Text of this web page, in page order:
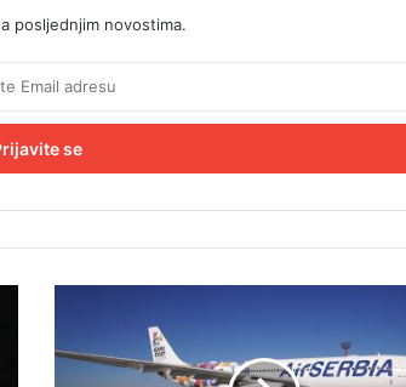
posljednjim novostima.
v